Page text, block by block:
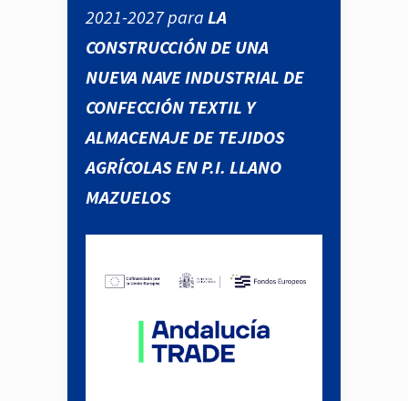
2021-2027 para LA
CONSTRUCCIÓN DE UNA
NUEVA NAVE INDUSTRIAL DE
CONFECCIÓN TEXTIL Y
ALMACENAJE DE TEJIDOS
AGRÍCOLAS EN P.I. LLANO
MAZUELOS